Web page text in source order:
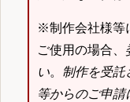
※制作会社様等
ご使用の場合、
い。 制作を受託
等からのご申